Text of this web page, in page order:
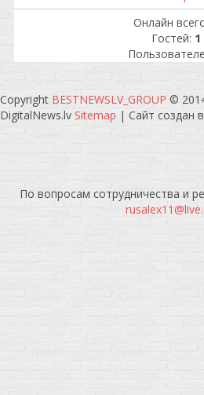
Онлайн
Гостей: 1
Copyright BESTNEWSLV_GROUP ©
DigitalNews.lv Sitemap | Сайт создан
По вопросам сотрудничества и